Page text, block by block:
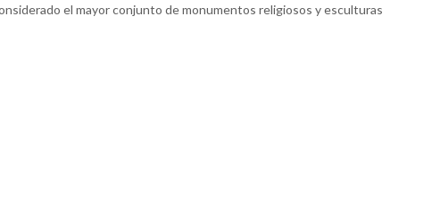
el mayor conjunto de monumentos religiosos y esculturas